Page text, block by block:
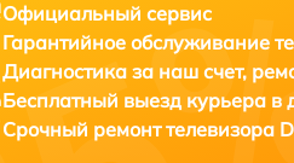
Официальный сервис
Гарантийное обслуживание
Диагностика за наш счет,
Бесплатный выезд курьера в
Срочный ремонттелевизора